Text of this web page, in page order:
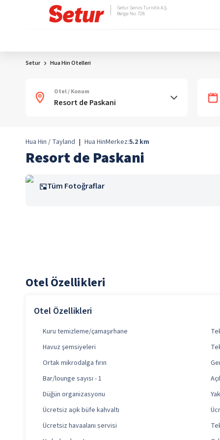
Setur Servis Turistik A.Ş.
Belge No: 728
Setur Hua Hin Otelleri
Otel / Konum
Hua Hin / Tayland | Hua HinMerkez:5.2 km
Resort de Paskani
Tüm Fotoğraflar
Otel Özellikleri
Otel Özellikleri
Kuru temizleme/çamaşırhane
Havuz şemsiyeleri
Ortak mikrodalga fırın
Bar/lounge sayısı - 1
Düğün organizasyonu
Ücretsiz açık büfe kahvaltı
Ücretsiz havaalanı servisi